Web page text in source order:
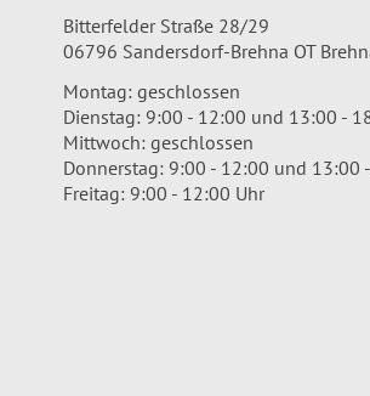
Bitterfelder Straße 28/29
06796 Sandersdorf-Brehna OT
Montag: geschlossen
Dienstag: 9:00 - 12:00 und 13:00 -
Mittwoch: geschlossen
Donnerstag: 9:00 - 12:00 und 13:00
Freitag: 9:00 - 12:00 Uhr